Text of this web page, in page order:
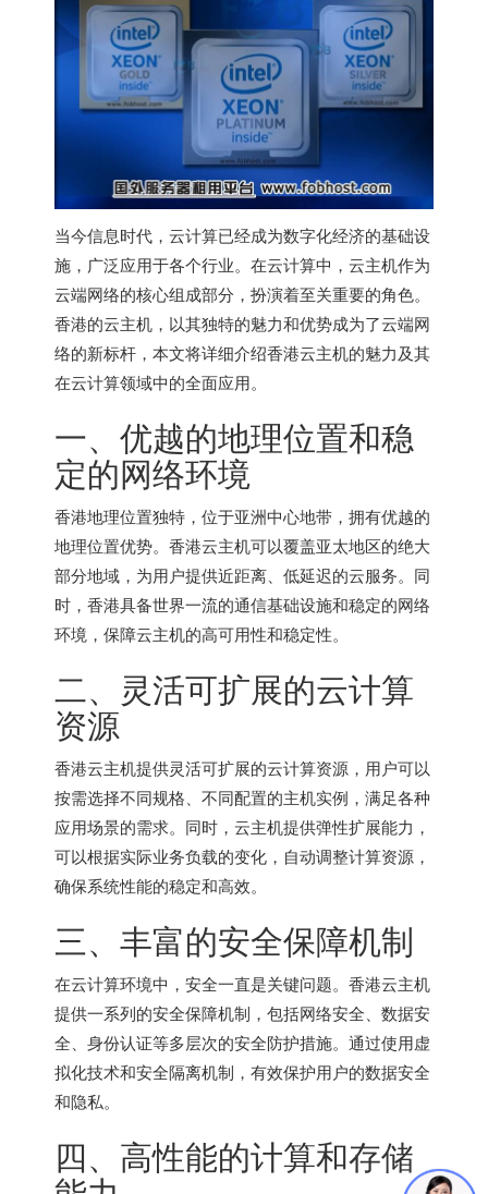
当今信息时代，云计算已经成为数字化经济的基础设
施，广泛应用于各个行业。在云计算中，云主机作为
云端网络的核心组成部分，扮演着至关重要的角色。
香港的云主机，以其独特的魅力和优势成为了云端网
络的新标杆，本文将详细介绍香港云主机的魅力及其
在云计算领域中的全面应用。
一、优越的地理位置和稳
定的网络环境
香港地理位置独特，位于亚洲中心地带，拥有优越的
地理位置优势。 香港云主机可以覆盖亚太地区的绝大
部分地域，为用户提供近距离、低延迟的云服务。同
时，香港具备世界一流的通信基础设施和稳定的网络
环境，保障云主机的高可用性和稳定性。
二、灵活可扩展的云计算
资源
香港云主机提供灵活可扩展的云计算资源，用户可以
按需选择不同规格、不同配置的主机实例，满足各种
应用场景的需求。同时，云主机提供弹性扩展能力，
可以根据实际业务负载的变化，自动调整计算资源，
确保系统性能的稳定和高效。
三、丰富的安全保障机制
在云计算环境中，安全一直是关键问题。 香港云主机
提供一系列的安全保障机制，包括网络安全、数据安
全、身份认证等多层次的安全防护措施。通过使用虚
拟化技术和安全隔离机制，有效保护用户的数据安全
和隐私。
四、高性能的计算和存储